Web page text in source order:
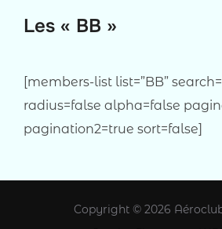
Les « BB »
[members-list list=”BB”
radius=false alpha=false
pagination2=true sort=false]
Copyright © 2026